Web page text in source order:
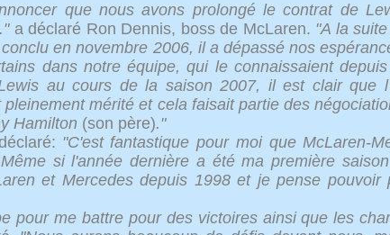
que nous avons prolongé le contrat de
a déclaré Ron Dennis, boss de McLaren. "A la
en novembre 2006, il a dépassé nos
dans notre équipe, qui le connaissaient
au cours de la saison 2007, il est clair que
mérité et cela faisait partie des
Hamilton (son père)."
"C'est fantastique pour moi que McLaren-
si l'année dernière a été ma première
et Mercedes depuis 1998 et je pense pouvoir
pour me battre pour des victoires ainsi que les